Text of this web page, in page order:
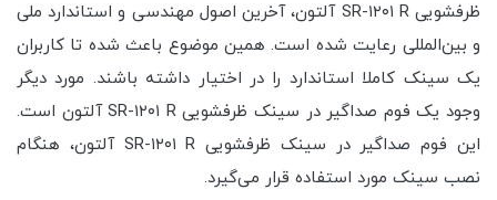
ظرفشویی SR-۱۲۰۱ R آلتون، آخرین اصول مهندسی و استاندارد ملی
و بین‌المللی رعایت شده است. همین موضوع باعث شده تا کاربران
یک سینک کاملا استاندارد را در اختیار داشته باشند. مورد دیگر
وجود یک فوم صداگیر در سینک ظرفشویی SR-۱۲۰۱ R آلتون است.
این فوم صداگیر در سینک ظرفشویی SR-۱۲۰۱ R آلتون، هنگام
نصب سینک مورد استفاده قرار می‌گیرد.